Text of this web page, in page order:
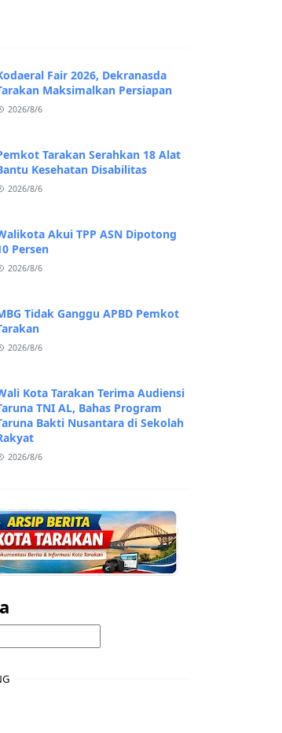
Fair 2026, Dekranasda
Maksimalkan Persiapan
2026/8/6
Tarakan Serahkan 18 Alat
Kesehatan Disabilitas
2026/8/6
Akui TPP ASN Dipotong
Persen
2026/8/6
Tidak Ganggu APBD Pemkot
2026/8/6
Kota Tarakan Terima Audiensi
TNI AL, Bahas Program
Bakti Nusantara di Sekolah
2026/8/6